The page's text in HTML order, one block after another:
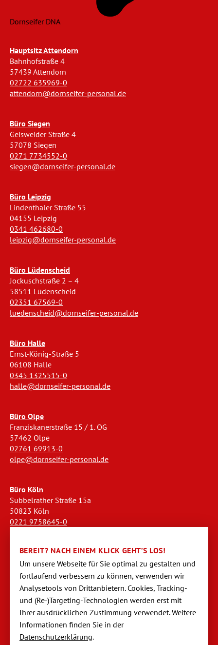
Dornseifer DNA
Hauptsitz Attendorn
Bahnhofstraße 4
57439 Attendorn
02722 635969-0
attendorn@dornseifer-personal.de
Büro Siegen
Geisweider Straße 4
57078 Siegen
0271 7734552-0
siegen@dornseifer-personal.de
Büro Leipzig
Lindenthaler Straße 55
04155 Leipzig
0341 462680-0
leipzig@dornseifer-personal.de
Büro Lüdenscheid
Jockuschstraße 2 – 4
58511 Lüdenscheid
02351 67569-0
luedenscheid@dornseifer-personal.de
Büro Halle
Ernst-König-Straße 5
06108 Halle
0345 1325515-0
halle@dornseifer-personal.de
Büro Olpe
Franziskanerstraße 15 / 1. OG
57462 Olpe
02761 69913-0
olpe@dornseifer-personal.de
Büro Köln
Subbelrather Straße 15a
50823 Köln
0221 9758645-0
Büro Stendal
Westwall 18
39576 Stendal
03931 520944-0
stendal@dornseifer-personal.de
BEREIT? NACH EINEM KLICK GEHT’S LOS!
Um unsere Webseite für Sie optimal zu gestalten und
fortlaufend verbessern zu können, verwen­den wir
Analysetools von Dritt­anbietern. Cookies, Tracking-
und (Re-)Targeting-Techno­logien werden erst mit
Ihrer ausdrücklichen Zustimmung verwendet. Weitere
Informationen finden Sie in der
Datenschutzerklärung.